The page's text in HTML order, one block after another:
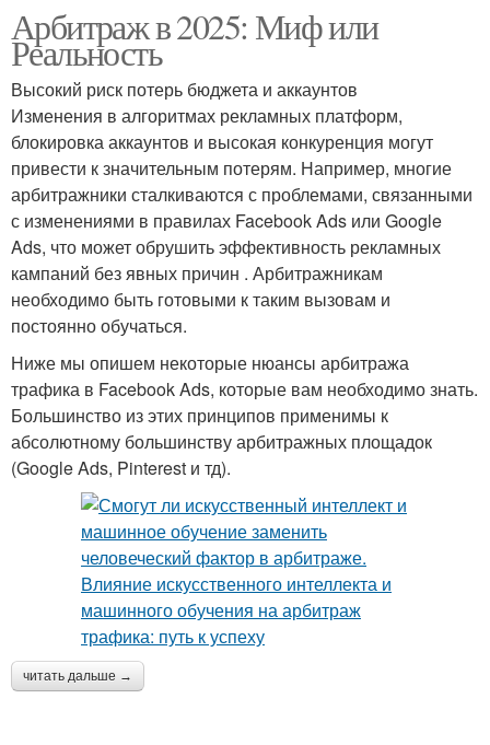
Арбитраж в 2025: Миф или
Реальность
Высокий риск потерь бюджета и аккаунтов
Изменения в алгоритмах рекламных платформ,
блокировка аккаунтов и высокая конкуренция могут
привести к значительным потерям. Например, многие
арбитражники сталкиваются с проблемами, связанными
с изменениями в правилах Facebook Ads или Google
Ads, что может обрушить эффективность рекламных
кампаний без явных причин . Арбитражникам
необходимо быть готовыми к таким вызовам и
постоянно обучаться.
Ниже мы опишем некоторые нюансы арбитража
трафика в Facebook Ads, которые вам необходимо знать.
Большинство из этих принципов применимы к
абсолютному большинству арбитражных площадок
(Google Ads, Pinterest и тд).
читать дальше →